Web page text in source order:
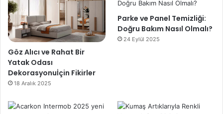
Göz Alıcı ve Rahat Bir
Yatak Odası
Dekorasyonuİçin Fikirler
18 Aralık 2025
Parke ve Panel Temizliği:
Doğru Bakım Nasıl Olmalı?
24 Eylül 2025